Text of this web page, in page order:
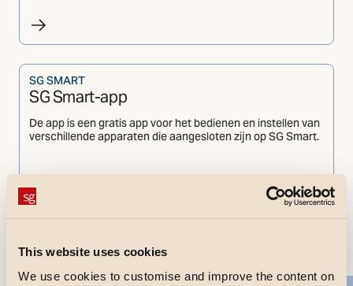
This website uses cookies
We use cookies to customise and improve the content on
SG SMART
SG Smart-app
De app is een gratis app voor het bedienen en instellen van
verschillende apparaten die aangesloten zijn op SG Smart.
Catalogi en brochures